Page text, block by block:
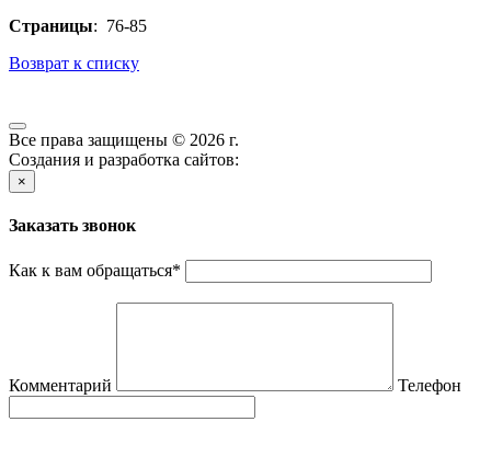
Страницы: 76-85
Возврат к списку
Все права защищены © 2026 г.
Создания и разработка сайтов:
×
Заказать звонок
Как к вам обращаться*
Комментарий Телефон